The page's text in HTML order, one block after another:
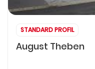
STANDARD PROFIL
August Theben